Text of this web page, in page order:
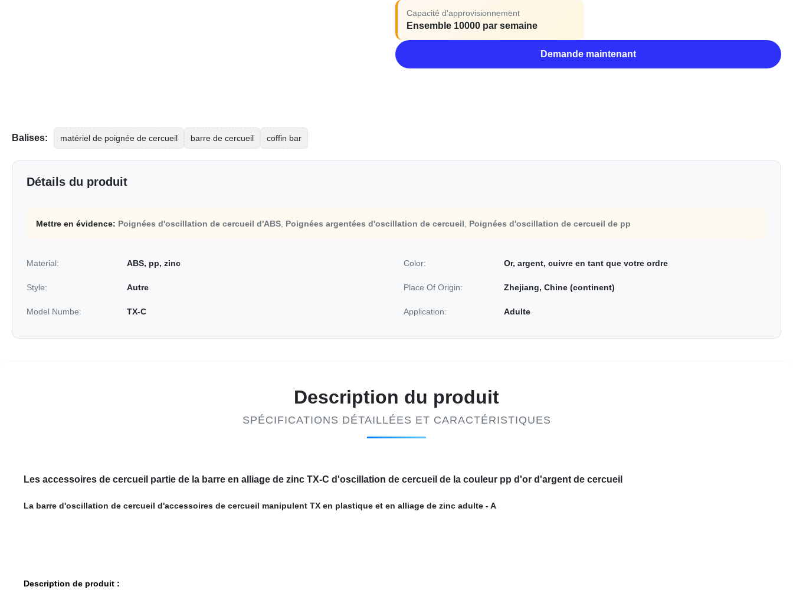
Capacité d'approvisionnement
Ensemble 10000 par semaine
Demande maintenant
Balises: matériel de poignée de cercueil barre de cercueil coffin bar
Détails du produit
Mettre en évidence: Poignées d'oscillation de cercueil d'ABS Poignées argentées d'oscillation de cercueil Poignées d'oscillation de cercueil de pp
Material: ABS, pp, zinc Color: Or, argent, cuivre en tant que votre ordre
Style: Autre Place Of Origin: Zhejiang, Chine (continent)
Model Numbe: TX-C Application: Adulte
Description du produit
SPÉCIFICATIONS DÉTAILLÉES ET CARACTÉRISTIQUES
Les accessoires de cercueil partie de la barre en alliage de zinc TX-C d'oscillation de cercueil de la couleur pp d'or d'argent de cercueil
La barre d'oscillation de cercueil d'accessoires de cercueil manipulent TX en plastique et en alliage de zinc adulte - A
Description de produit :